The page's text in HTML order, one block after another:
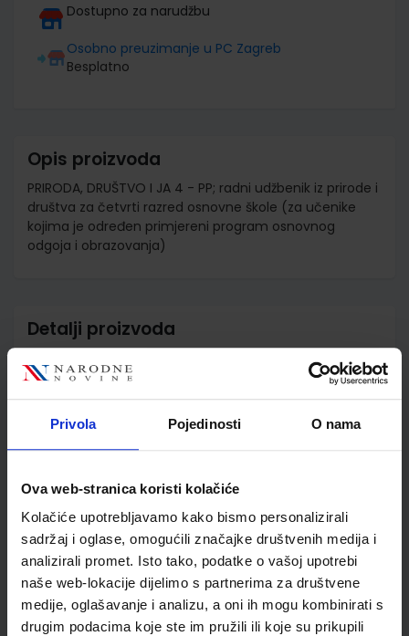
Privola Pojedinosti O nama
Ova web-stranica koristi kolačiće
Kolačiće upotrebljavamo kako bismo personalizirali
sadržaj i oglase, omogućili značajke društvenih medija i
analizirali promet. Isto tako, podatke o vašoj upotrebi
naše web-lokacije dijelimo s partnerima za društvene
medije, oglašavanje i analizu, a oni ih mogu kombinirati s
drugim podacima koje ste im pružili ili koje su prikupili
Dostupno za narudžbu
Osobno preuzimanje u PC Zagreb
Besplatno
Opis proizvoda
PRIRODA, DRUŠTVO I JA 4 - PP; radni udžbenik iz prirode i
društva za četvrti razred osnovne škole (za učenike
kojima je određen primjereni program osnovnog
odgoja i obrazovanja)
Detalji proizvoda
Jedinična mjera
Autor
Nikola Štambak Tomislav
Bulić
Školski razred
04 4.RAZRED OŠ
Vrsta školske knjige
UDŽBENIK
Vrsta škole
1 OSNOVNA
Nastavni predmet
PRIRODA I DRUŠT.PP
Reg br min
7287